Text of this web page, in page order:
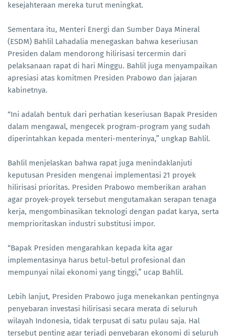
kesejahteraan mereka turut meningkat.
Sementara itu, Menteri Energi dan Sumber Daya Mineral
(ESDM) Bahlil Lahadalia menegaskan bahwa keseriusan
Presiden dalam mendorong hilirisasi tercermin dari
pelaksanaan rapat di hari Minggu. Bahlil juga menyampaikan
apresiasi atas komitmen Presiden Prabowo dan jajaran
kabinetnya.
“Ini adalah bentuk dari perhatian keseriusan Bapak Presiden
dalam mengawal, mengecek program-program yang sudah
diperintahkan kepada menteri-menterinya,” ungkap Bahlil.
Bahlil menjelaskan bahwa rapat juga menindaklanjuti
keputusan Presiden mengenai implementasi 21 proyek
hilirisasi prioritas. Presiden Prabowo memberikan arahan
agar proyek-proyek tersebut mengutamakan serapan tenaga
kerja, mengombinasikan teknologi dengan padat karya, serta
memprioritaskan industri substitusi impor.
“Bapak Presiden mengarahkan kepada kita agar
implementasinya harus betul-betul profesional dan
mempunyai nilai ekonomi yang tinggi,” ucap Bahlil.
Lebih lanjut, Presiden Prabowo juga menekankan pentingnya
penyebaran investasi hilirisasi secara merata di seluruh
wilayah Indonesia, tidak terpusat di satu pulau saja. Hal
tersebut penting agar terjadi penyebaran ekonomi di seluruh